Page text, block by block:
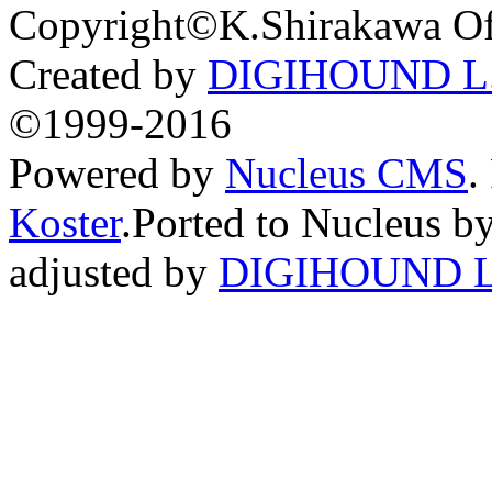
Copyright©K.Shirakawa
Created by DIGIHOUND
©1999-2016
Powered by Nucleus CMS.
Koster.Ported to Nucleus
adjusted by DIGIHOUND